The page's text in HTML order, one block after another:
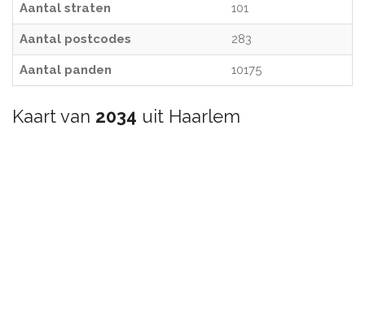
Aantal straten 101
Aantal postcodes 283
Aantal panden 10175
Kaart van 2034 uit Haarlem